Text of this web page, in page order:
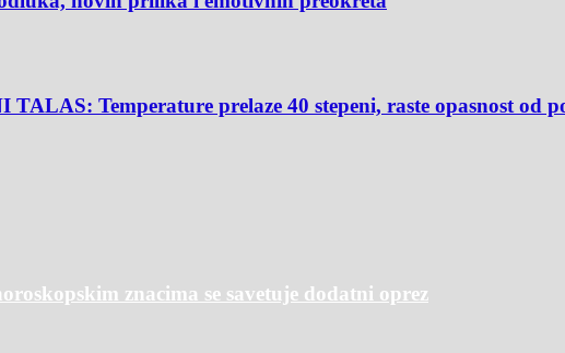
Temperature prelaze 40 stepeni, raste opasnost od
znacima se savetuje dodatni oprez